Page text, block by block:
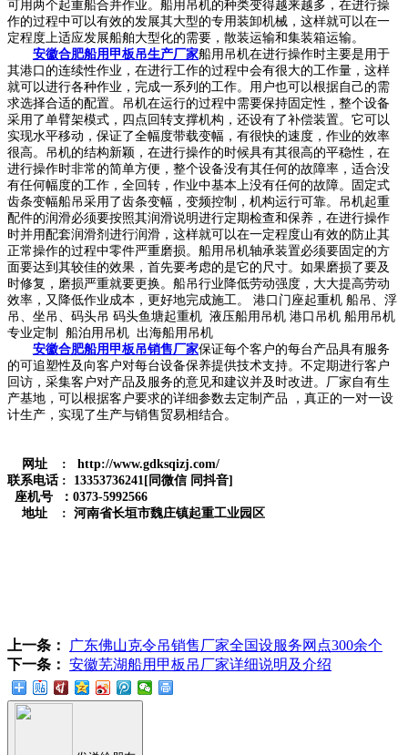
可用两个起重船合并作业。船用吊机的种类变得越来越多，在进行操
作的过程中可以有效的发展其大型的专用装卸机械，这样就可以在一
定程度上适应发展船舶大型化的需要，散装运输和集装箱运输。
安徽合肥船用甲板吊生产厂家船用吊机在进行操作时主要是用于
其港口的连续性作业，在进行工作的过程中会有很大的工作量，这样
就可以进行各种作业，完成一系列的工作。用户也可以根据自己的需
求选择合适的配置。吊机在运行的过程中需要保持固定性，整个设备
采用了单臂架模式，四点回转支撑机构，还设有了补偿装置。它可以
实现水平移动，保证了全幅度带载变幅，有很快的速度，作业的效率
很高。吊机的结构新颖，在进行操作的时候具有其很高的平稳性，在
进行操作时非常的简单方便，整个设备没有其任何的故障率，适合没
有任何幅度的工作，全回转，作业中基本上没有任何的故障。固定式
齿条变幅船吊采用了齿条变幅，变频控制，机构运行可靠。吊机起重
配件的润滑必须要按照其润滑说明进行定期检查和保养，在进行操作
时并用配套润滑剂进行润滑，这样就可以在一定程度山有效的防止其
正常操作的过程中零件严重磨损。船用吊机轴承装置必须要固定的方
面要达到其较佳的效果，首先要考虑的是它的尺寸。如果磨损了要及
时修复，磨损严重就要更换。船吊行业降低劳动强度，大大提高劳动
效率，又降低作业成本，更好地完成施工。 港口门座起重机 船吊、浮
吊、坐吊、码头吊 码头鱼塘起重机 液压船用吊机 港口吊机 船用吊机
专业定制 船泊用吊机 出海船用吊机
安徽合肥船用甲板吊销售厂家保证每个客户的每台产品具有服务
的可追塑性及向客户对每台设备保养提供技术支持。不定期进行客户
回访，采集客户对产品及服务的意见和建议并及时改进。厂家自有生
产基地，可以根据客户要求的详细参数去定制产品 ，真正的一对一设
计生产，实现了生产与销售贸易相结合。
网址 : http://www.gdksqizj.com/
联系电话 : 13353736241[同微信 同抖音]
座机号 ：0373-5992566
地址 : 河南省长垣市魏庄镇起重工业园区
上一条：
广东佛山克令吊销售厂家全国设服务网点300余个
下一条： 安徽芜湖船用甲板吊厂家详细说明及介绍